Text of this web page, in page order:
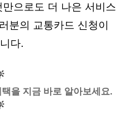
으로도 더 나은 서비스
분의 교통카드 신청이
다.
을 지금 바로 알아보세요.